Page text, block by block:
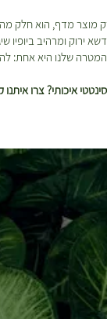
מוצר מדף, הוא חלק
ירוק ומרהיב ביופיו
שלנו היא אחת:
איכותי? צרו איתנו